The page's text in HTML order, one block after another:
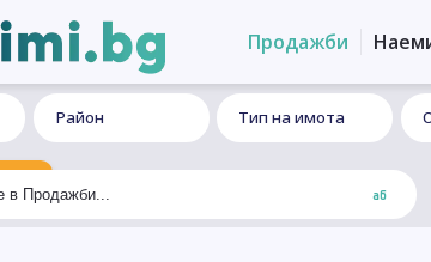
Продажби
Район Тип на имота